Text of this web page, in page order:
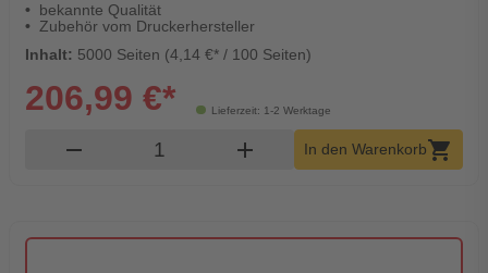
bekannte Qualität
Zubehör vom Druckerhersteller
Inhalt: 5000 Seiten (4,14 €* / 100 Seiten)
Lieferzeit: 1-2 Werktage
206,99 €*
remove Produkt Warenkorb Menge
add In den Warenkorbshopping_cart